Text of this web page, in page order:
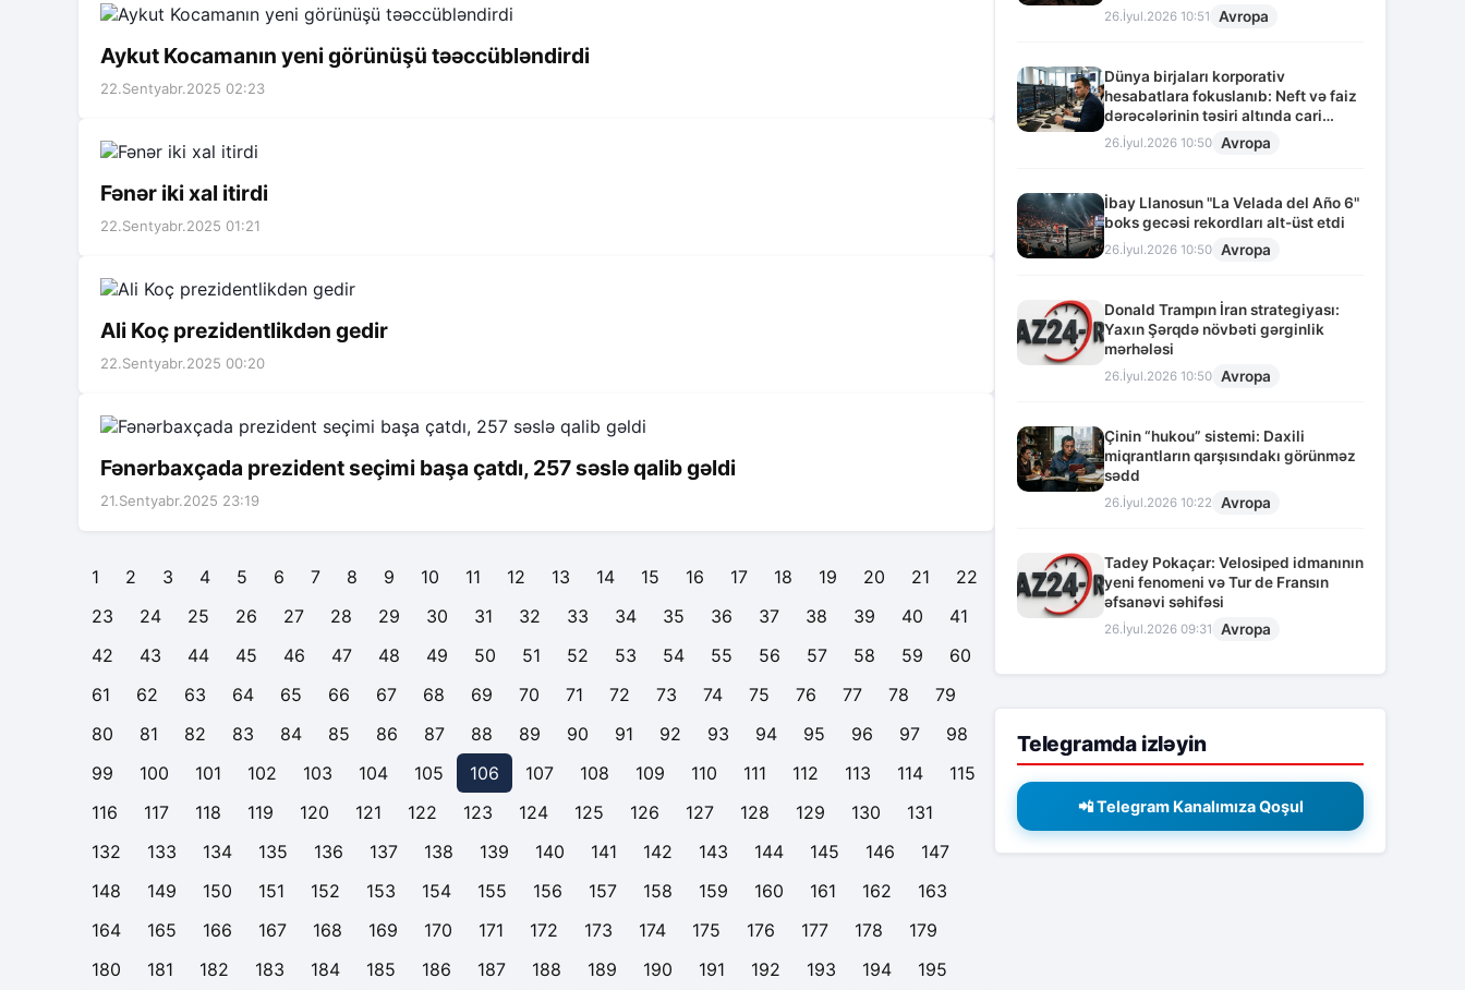
Aykut Kocamanın yeni görünüşü təəccübləndirdi
22.Sentyabr.2025 02:23
Fənər iki xal itirdi
22.Sentyabr.2025 01:21
Ali Koç prezidentlikdən gedir
22.Sentyabr.2025 00:20
Fənərbaxçada prezident seçimi başa çatdı, 257 səslə qalib gəldi
21.Sentyabr.2025 23:19
1 2 3 4 5 6 7 8 9 10 11 12 13 14 15 16 17 18 19 20 21
22
23
24 25 26 27 28 29 30 31 32 33 34 35 36 37 38 39 40
41
42
43 44 45 46 47 48 49 50 51 52 53 54 55 56 57 58 59
60
61
62 63 64 65 66 67 68 69 70 71 72 73 74 75 76 77 78
79
80
81 82 83 84 85 86 87 88 89 90 91 92 93 94 95 96 97
98
99
100 101 102 103 104 105 106 107 108 109 110 111 112 113 114
115
116
117 118 119 120 121 122 123 124 125 126 127 128 129 130
131
132
133 134 135 136 137 138 139 140 141 142 143 144 145 146
147
148
149 150 151 152 153 154 155 156 157 158 159 160 161 162
163
164
165 166 167 168 169 170 171 172 173 174 175 176 177 178
179
180
181 182 183 184 185 186 187 188 189 190 191 192 193 194
195
26.İyul.2026 10:51 Avropa
Dünya birjaları korporativ
hesabatlara fokuslanıb: Neft və faiz
dərəcələrinin təsiri altında cari
vəziyyət
26.İyul.2026 10:50 Avropa
İbay Llanosun "La Velada del Año 6"
boks gecəsi rekordları alt-üst etdi
26.İyul.2026 10:50 Avropa
Donald Trampın İran strategiyası:
Yaxın Şərqdə növbəti gərginlik
mərhələsi
26.İyul.2026 10:50 Avropa
Çinin “hukou” sistemi: Daxili
miqrantların qarşısındakı görünməz
sədd
26.İyul.2026 10:22 Avropa
Tadey Pokaçar: Velosiped idmanının
yeni fenomeni və Tur de Fransın
əfsanəvi səhifəsi
26.İyul.2026 09:31 Avropa
Telegramda izləyin
📲 Telegram Kanalımıza Qoşul